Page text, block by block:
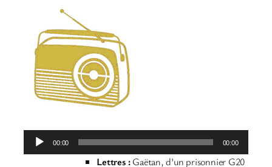
Lecteur
audio
00:00 00:00
Lettres :Gaëtan, d’un prisonnier G20